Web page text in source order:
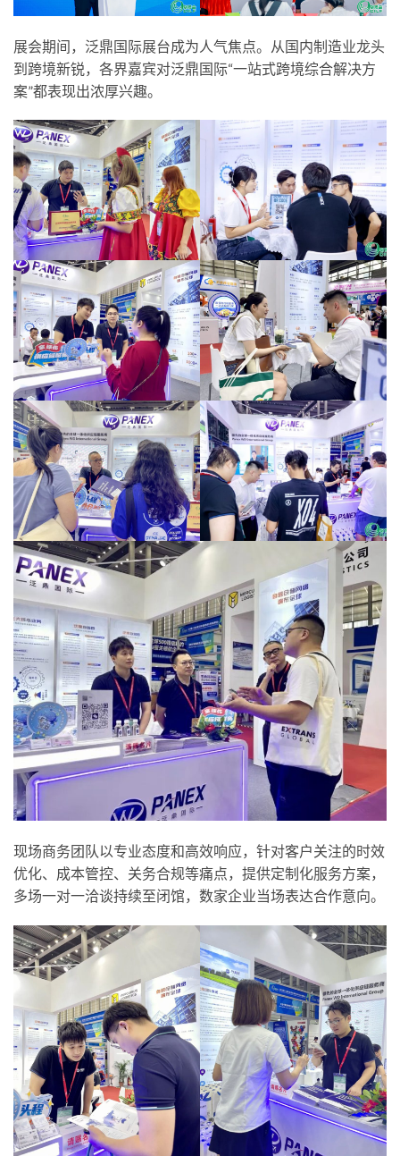
展会期间，泛鼎国际展台成为人气焦点。从国内制造业龙头
到跨境新锐，各界嘉宾对泛鼎国际“一站式跨境综合解决方
案”都表现出浓厚兴趣。
现场商务团队以专业态度和高效响应，针对客户关注的时效
优化、成本管控、关务合规等痛点，提供定制化服务方案，
多场一对一洽谈持续至闭馆，数家企业当场表达合作意向。